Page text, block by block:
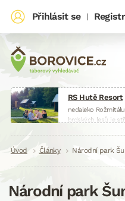
RS Hutě Resort
nedaleko
brdských lesů je
www.huteresort.cz
Přihlásit se |
Drobečková
Úvod Články Národní park
Národní park